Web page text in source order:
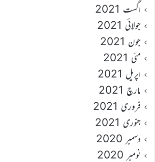
اگست 2021
جولائی 2021
جون 2021
مئی 2021
اپریل 2021
مارچ 2021
فروری 2021
جنوری 2021
دسمبر 2020
نومبر 2020